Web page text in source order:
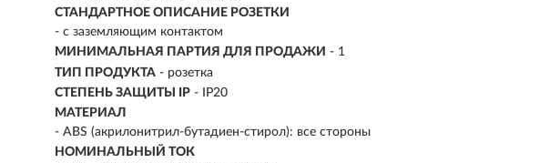
СТАНДАРТНОЕ ОПИСАНИЕ РОЗЕТКИ
- с заземляющим контактом
МИНИМАЛЬНАЯ ПАРТИЯ ДЛЯ ПРОДАЖИ - 1
ТИП ПРОДУКТА - розетка
СТЕПЕНЬ ЗАЩИТЫ IP - IP20
МАТЕРИАЛ
- ABS (акрилонитрил-бутадиен-стирол): все стороны
НОМИНАЛЬНЫЙ ТОК